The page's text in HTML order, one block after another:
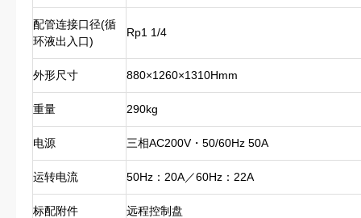
配管连接口径(循
环液出入口)
Rp1 1/4
外形尺寸 880×1260×1310Hmm
重量 290kg
电源 三相AC200V・50/60Hz 50A
运转电流 50Hz：20A／60Hz：22A
标配附件
远程控制盘